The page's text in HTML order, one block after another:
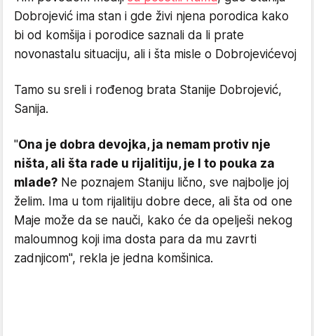
Dobrojević ima stan i gde živi njena porodica kako
bi od komšija i porodice saznali da li prate
novonastalu situaciju, ali i šta misle o Dobrojevićevoj
Tamo su sreli i rođenog brata Stanije Dobrojević,
Sanija.
"Ona je dobra devojka, ja nemam protiv nje
ništa, ali šta rade u rijalitiju, je l to pouka za
mlade? Ne poznajem Staniju lično, sve najbolje joj
želim. Ima u tom rijalitiju dobre dece, ali šta od one
Maje može da se nauči, kako će da opelješi nekog
maloumnog koji ima dosta para da mu zavrti
zadnjicom", rekla je jedna komšinica.